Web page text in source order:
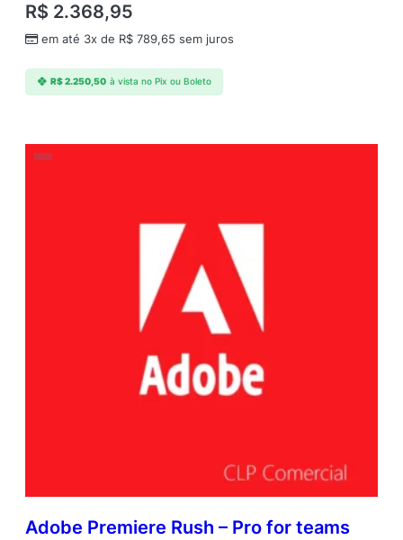
R$ 2.368,95
em até 3x de R$ 789,65 sem juros
R$2.250,50 à vista no Pix ou Boleto
Adobe Premiere Rush – Pro for teams